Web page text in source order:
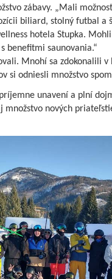
zábavy. „Mali
biliard, stolný futbal a
hotela Stupka.
benefitmi saunovania.“
Mnohí sa zdokonalili v
si odniesli množstvo
unavení a plní
nových